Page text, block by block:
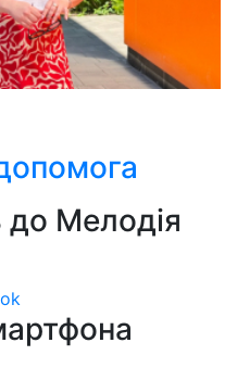
до Мелодія